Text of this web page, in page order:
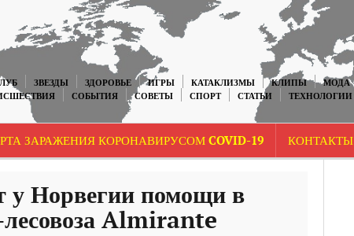
ЗВЕЗДЫ ЗДОРОВЬЕ ИГРЫ КАТАКЛИЗМЫ КЛИПЫ МОДА
СОБЫТИЯ СОВЕТЫ СПОРТ СТАТЬИ ТЕХНОЛОГИИ
ЗАРАЖЕНИЯ КОРОНАВИРУСОМ COVID-19 КОНТАКТЫ
у Норвегии помощи в
Almirante